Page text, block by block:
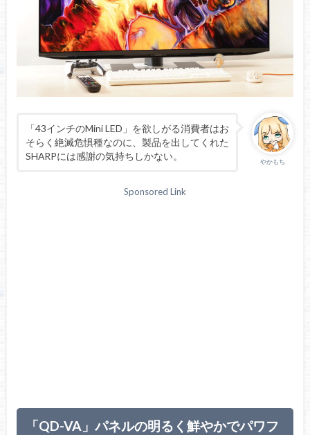
保証
4年間の長期保証
※ヤマダウェブコムの場合
2年間の落雷保証
※ヤマダウェブコムの場合
1年間のメーカー保証
やかもち
「43インチのMini LED」を欲しがる消費者はお
そらく絶滅危惧種なのに、製品を出してくれた
SHARPには感謝の気持ちしかない。
Sponsored Link
「QD-VA」パネルの明るく鮮やかでパワフ